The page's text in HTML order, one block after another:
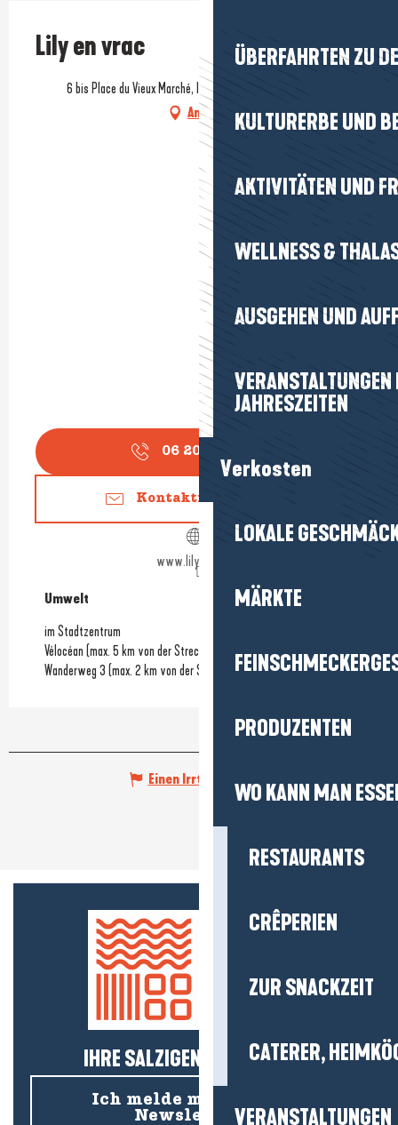
ÜBERFAHRTEN ZU
KULTURERBE UND
AKTIVITÄTEN UND
WELLNESS &
AUSGEHEN UND
JAHRESZEITEN
Verkosten
LOKALE
MÄRKTE
PRODUZENTEN
WO KANN MAN
RESTAURANTS
CRÊPERIEN
ZUR SNACKZEIT
CATERER,
VERANSTALTUNGEN
Lily en vrac
6 bis Place du Vieux Marché, Intra-muros, 44350 Guérande
Anfahrt
06 20 67 82
Kontaktieren Sie uns
www.lilyenvrac.fr
Umwelt
Umwelt
im Stadtzentrum
Vélocéan (max. 5 km von der Strecke entfernt)
Wanderweg 3 (max. 2 km von der Strecke entfernt)
Einen Irrtum angeben
IHRE SALZIGEN NEUIGKEITEN!
Ich melde mich für den
Newsletter an